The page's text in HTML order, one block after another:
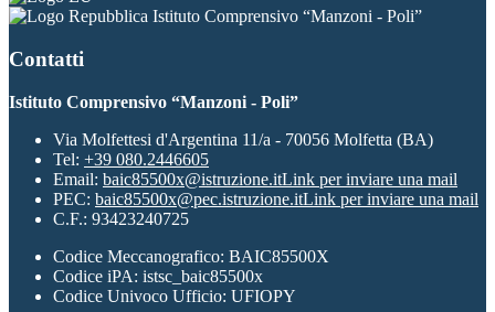
Istituto Comprensivo “Manzoni - Poli”
Contatti
Istituto Comprensivo “Manzoni - Poli”
Via Molfettesi d'Argentina 11/a - 70056 Molfetta (BA)
Tel: +39 080.2446605
Email: baic85500x@istruzione.itLink per inviare una mail
PEC: baic85500x@pec.istruzione.itLink per inviare una mail
C.F.: 93423240725
Codice Meccanografico: BAIC85500X
Codice iPA: istsc_baic85500x
Codice Univoco Ufficio: UFIOPY